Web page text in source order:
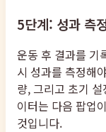
5단계: 성과 측
운동 후 결과를 기
시 성과를 측정해
량, 그리고 초기
이터는 다음 팝업
것입니다.